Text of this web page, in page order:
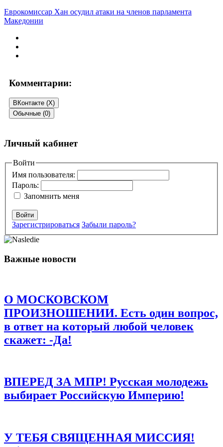
Еврокомиссар Хан осудил атаки на членов парламента
Македонии
Комментарии:
ВКонтакте (X)
Обычные (0)
Добавить комментарий
Ваш адрес email не будет опубликован. Обязательные поля
помечены*
Комментарий*
Сайт
Сохранить моё имя, email и адрес сайта в этом браузере для
последующих моих комментариев.
Личный кабинет
Войти
Имя пользователя:
Пароль:
Запомнить меня
Войти
Зарегистрироваться Забыли пароль?
Важные новости
О МОСКОВСКОМ
ПРОИЗНОШЕНИИ. Есть один вопрос,
в ответ на который любой человек
скажет: -Да!
ВПЕРЕД ЗА МПР! Русская молодежь
выбирает Российскую Империю!
У ТЕБЯ СВЯЩЕННАЯ МИССИЯ!